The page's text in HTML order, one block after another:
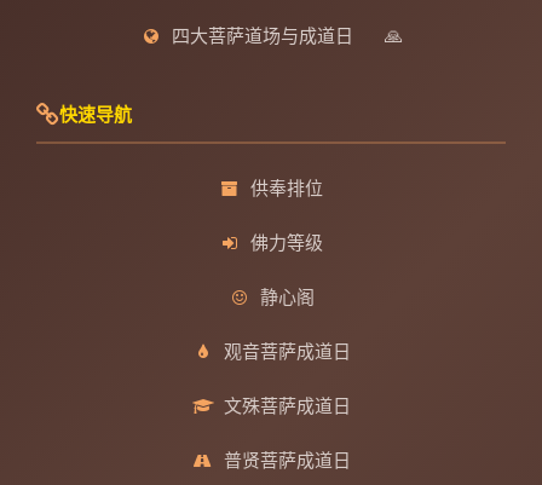
四大菩萨道场与成道日 🙏
快速导航
供奉排位
佛力等级
静心阁
观音菩萨成道日
文殊菩萨成道日
普贤菩萨成道日